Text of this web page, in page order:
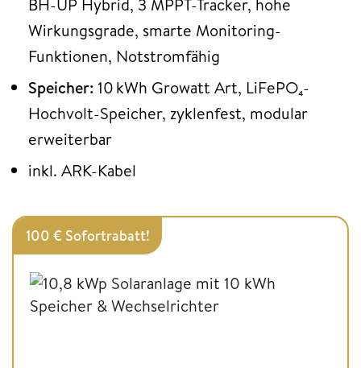
BH-UP Hybrid, 3 MPPT-Tracker, hohe
Wirkungsgrade, smarte Monitoring-
Funktionen, Notstromfähig
Speicher: 10 kWh Growatt Art, LiFePO₄-
Hochvolt-Speicher, zyklenfest, modular
erweiterbar
inkl. ARK-Kabel
100 € Sofortrabatt!